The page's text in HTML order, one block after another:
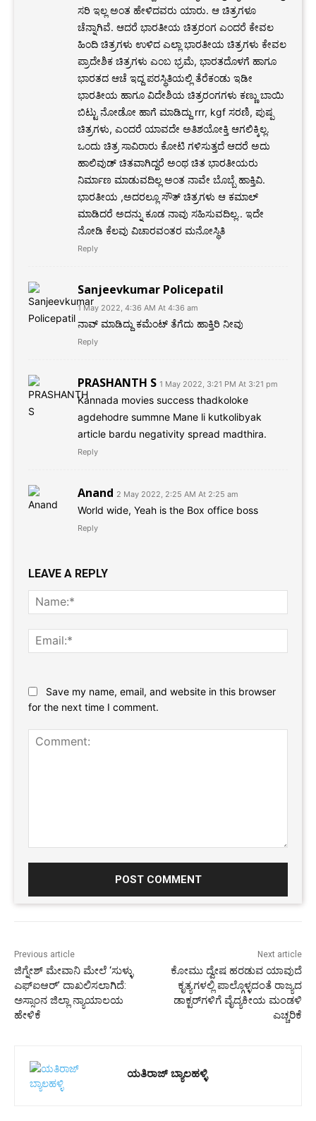
ಸರಿ ಇಲ್ಲ ಅಂತ ಹೇಳಿದವರು ಯಾರು. ಆ ಚಿತ್ರಗಳೂ
ಚೆನ್ನಾಗಿವೆ. ಆದರೆ ಭಾರತೀಯ ಚಿತ್ರರಂಗ ಎಂದರೆ ಕೇವಲ
ಹಿಂದಿ ಚಿತ್ರಗಳು ಉಳಿದ ಎಲ್ಲಾ ಭಾರತೀಯ ಚಿತ್ರಗಳು ಕೇವಲ
ಪ್ರಾದೇಶಿಕ ಚಿತ್ರಗಳು ಎಂಬ ಭ್ರಮೆ, ಭಾರತದೊಳಗೆ ಹಾಗೂ
ಭಾರತದ ಆಚೆ ಇದ್ದ ಪರಸ್ಥಿತಿಯಲ್ಲಿ ತೆರೆಕಂಡು ಇಡೀ
ಭಾರತೀಯ ಹಾಗೂ ವಿದೇಶಿಯ ಚಿತ್ರರಂಗಗಳು ಕಣ್ಣು ಬಾಯಿ
ಬಿಟ್ಟು ನೋಡೋ ಹಾಗೆ ಮಾಡಿದ್ದು rrr, kgf ಸರಣಿ, ಪುಷ್ಪ
ಚಿತ್ರಗಳು, ಎಂದರೆ ಯಾವದೇ ಅತಿಶಯೋಕ್ತಿ ಆಗಲಿಕ್ಕಿಲ್ಲ.
ಒಂದು ಚಿತ್ರ ಸಾವಿರಾರು ಕೋಟಿ ಗಳಿಸುತ್ತದೆ ಆದರೆ ಅದು
ಹಾಲಿವುಡ್ ಚಿತವಾಗಿದ್ದರೆ ಅಂಥ ಚಿತ ಭಾರತೀಯರು
ನಿರ್ಮಾಣ ಮಾಡುವದಿಲ್ಲ ಅಂತ ನಾವೇ ಬೊಬ್ಬೆ ಹಾಕ್ತಿವಿ.
ಭಾರತೀಯ ,ಅದರಲ್ಲೂ ಸೌತ್ ಚಿತ್ರಗಳು ಆ ಕಮಾಲ್
ಮಾಡಿದರೆ ಅದನ್ನು ಕೂಡ ನಾವು ಸಹಿಸುವದಿಲ್ಲ.. ಇದೇ
ನೋಡಿ ಕೆಲವು ವಿಚಾರವಂತರ ಮನೋಸ್ಥಿತಿ
Reply
Sanjeevkumar Policepatil
1 May 2022, 4:36 AM At 4:36 am
ನಾವ್ ಮಾಡಿದ್ದು ಕಮೆಂಟ್ ತೆಗೆದು ಹಾಕ್ತಿರಿ ನೀವು
Reply
PRASHANTH S 1 May 2022, 3:21 PM At 3:21 pm
Kannada movies success thadkoloke
agdehodre summne Mane li kutkolibyak
article bardu negativity spread madthira.
Reply
Anand 2 May 2022, 2:25 AM At 2:25 am
World wide, Yeah is the Box office boss
Reply
LEAVE A REPLY
Save my name, email, and website in this browser
for the next time I comment.
Previous article
ಜಿಗ್ನೇಶ್‌ ಮೇವಾನಿ ಮೇಲೆ ‘ಸುಳ್ಳು
ಎಫ್‌ಐಆರ್‌’ ದಾಖಲಿಸಲಾಗಿದೆ:
ಅಸ್ಸಾಂನ ಜಿಲ್ಲಾ ನ್ಯಾಯಾಲಯ
ಹೇಳಿಕೆ
Next article
ಕೋಮು ದ್ವೇಷ ಹರಡುವ ಯಾವುದೆ
ಕೃತ್ಯಗಳಲ್ಲಿ ಪಾಲ್ಗೊಳ್ಳದಂತೆ ರಾಜ್ಯದ
ಡಾಕ್ಟರ್‌ಗಳಿಗೆ ವೈದ್ಯಕೀಯ ಮಂಡಳಿ
ಎಚ್ಚರಿಕೆ
ಯತಿರಾಜ್ ಬ್ಯಾಲಹಳ್ಳಿ